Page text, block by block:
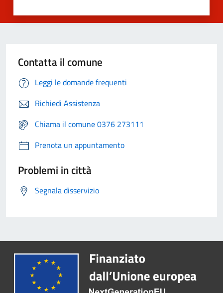
Contatta il comune
Leggi le domande frequenti
Richiedi Assistenza
Chiama il comune 0376 273111
Prenota un appuntamento
Problemi in città
Segnala disservizio